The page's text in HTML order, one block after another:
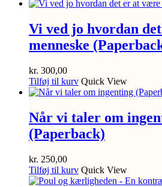
Vi ved jo hvordan
menneske
kr. 300,00
Tilføj til kurv Quick View
Når vi taler om
(Paperback)
kr. 250,00
Tilføj til kurv Quick View